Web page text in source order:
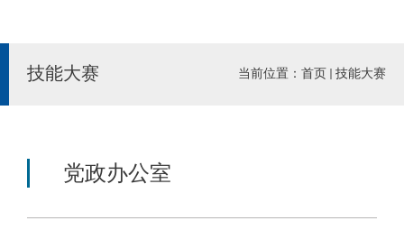
技能大赛 当前位置： 首页 技能大赛
党政办公室